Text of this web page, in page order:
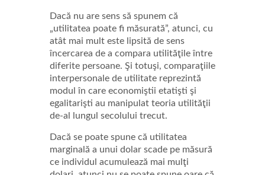
Dacă nu are sens să spunem că
„utilitatea poate fi măsurată”, atunci, cu
atât mai mult este lipsită de sens
încercarea de a compara utilităţile între
diferite persoane. Şi totuşi, comparaţiile
interpersonale de utilitate reprezintă
modul în care economiştii etatişti şi
egalitarişti au manipulat teoria utilităţii
de-al lungul secolului trecut.
Dacă se poate spune că utilitatea
marginală a unui dolar scade pe măsură
ce individul acumulează mai mulţi